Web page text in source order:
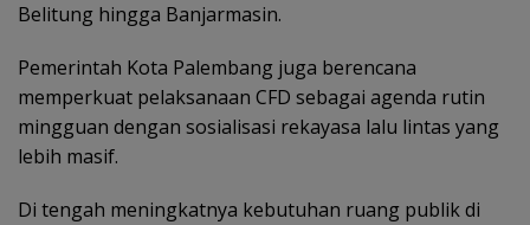
Belitung hingga Banjarmasin.
Pemerintah Kota Palembang juga berencana
memperkuat pelaksanaan CFD sebagai agenda rutin
mingguan dengan sosialisasi rekayasa lalu lintas yang
lebih masif.
Di tengah meningkatnya kebutuhan ruang publik di